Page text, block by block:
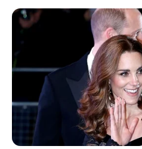
(foto:
Baca juga:
Ini Beda
Dulu dan Sekarang
Itulah beberapa potret Chef
kece. Dari makanan luar sampai
membuat hidangannya yang bikin
TAGS MARTIN NATADIPRAJA